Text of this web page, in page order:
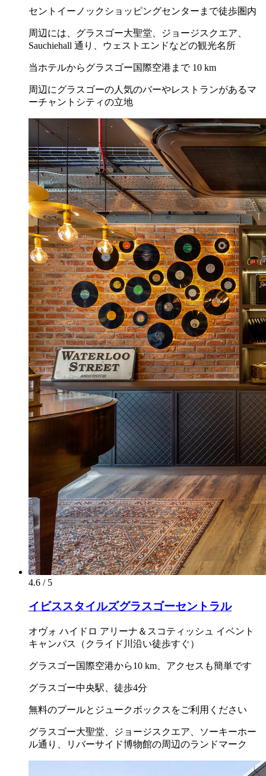
セントイーノックショッピングセンターまで徒歩圏内
周辺には、グラスゴー大聖堂、ジョージスクエア、
Sauchiehall 通り、ウェストエンドなどの観光名所
当ホテルからグラスゴー国際空港まで 10 km
周辺にグラスゴーの人気のバーやレストランがあるマ
ーチャントシティの立地
4.6 / 5
イビススタイルズグラスゴーセントラル
オヴォ ハイドロ アリーナ＆スコティッシュ イベント
キャンパス（クライド川沿い徒歩すぐ）
グラスゴー国際空港から10 km、アクセスも簡単です
グラスゴー中央駅、徒歩4分
無料のプールとジュークボックスをご利用ください
グラスゴー大聖堂、ジョージスクエア、ソーキーホー
ル通り、リバーサイド博物館の周辺のランドマーク